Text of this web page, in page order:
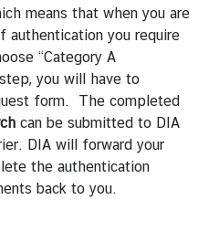
means that when you are
you require
“Category A
you will have to
form. The completed
can be submitted to DIA
DIA will forward your
the authentication
back to you.